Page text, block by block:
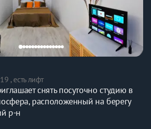
, есть лифт
снять посуточно студию в
расположенный на берегу
р-н